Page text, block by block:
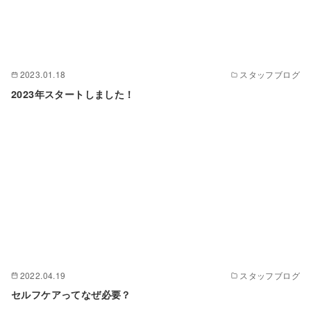
2023.01.18 スタッフブログ
2023年スタートしました！
2022.04.19 スタッフブログ
セルフケアってなぜ必要？